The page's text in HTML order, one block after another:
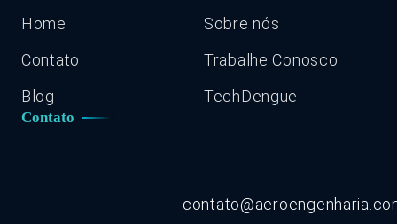
Home
Sobre nós
Contato
Trabalhe Conosco
Blog
TechDengue
Contato